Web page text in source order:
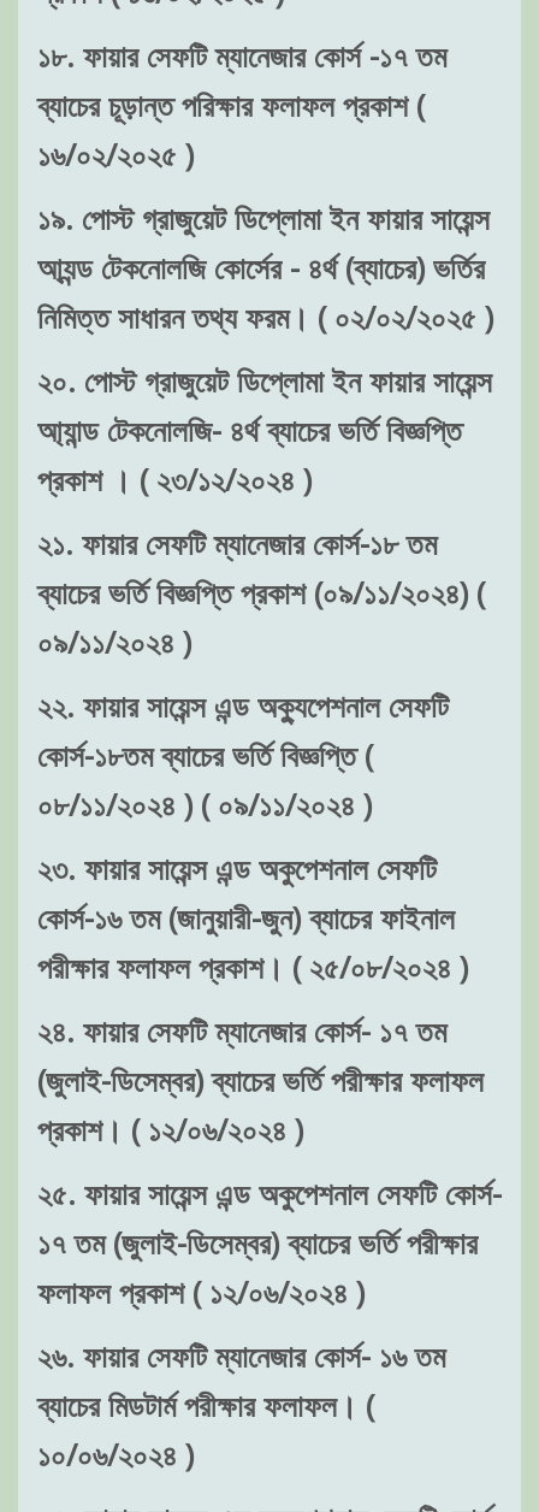
১৮. ফায়ার সেফটি ম্যানেজার কোর্স -১৭ তম
ব্যাচের চূড়ান্ত পরিক্ষার ফলাফল প্রকাশ (
১৬/০২/২০২৫ )
১৯. পোস্ট গ্রাজুয়েট ডিপ্লোমা ইন ফায়ার সায়েন্স
আ্যন্ড টেকনোলজি কোর্সের - ৪র্থ (ব্যাচের) ভর্তির
নিমিত্ত সাধারন তথ্য ফরম। ( ০২/০২/২০২৫ )
২০. পোস্ট গ্রাজুয়েট ডিপ্লোমা ইন ফায়ার সায়েন্স
আ্যান্ড টেকনোলজি- ৪র্থ ব্যাচের ভর্তি বিজ্ঞপ্তি
প্রকাশ । ( ২৩/১২/২০২৪ )
২১. ফায়ার সেফটি ম্যানেজার কোর্স-১৮ তম
ব্যাচের ভর্তি বিজ্ঞপ্তি প্রকাশ (০৯/১১/২০২৪) (
০৯/১১/২০২৪ )
২২. ফায়ার সায়েন্স এন্ড অক্যুপেশনাল সেফটি
কোর্স-১৮তম ব্যাচের ভর্তি বিজ্ঞপ্তি (
০৮/১১/২০২৪ ) ( ০৯/১১/২০২৪ )
২৩. ফায়ার সায়েন্স এন্ড অকুপেশনাল সেফটি
কোর্স-১৬ তম (জানুয়ারী-জুন) ব্যাচের ফাইনাল
পরীক্ষার ফলাফল প্রকাশ। ( ২৫/০৮/২০২৪ )
২৪. ফায়ার সেফটি ম্যানেজার কোর্স- ১৭ তম
(জুলাই-ডিসেম্বর) ব্যাচের ভর্তি পরীক্ষার ফলাফল
প্রকাশ। ( ১২/০৬/২০২৪ )
২৫. ফায়ার সায়েন্স এন্ড অকুপেশনাল সেফটি কোর্স-
১৭ তম (জুলাই-ডিসেম্বর) ব্যাচের ভর্তি পরীক্ষার
ফলাফল প্রকাশ ( ১২/০৬/২০২৪ )
২৬. ফায়ার সেফটি ম্যানেজার কোর্স- ১৬ তম
ব্যাচের মিডটার্ম পরীক্ষার ফলাফল। (
১০/০৬/২০২৪ )